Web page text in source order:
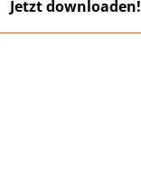
Jetzt downloaden!